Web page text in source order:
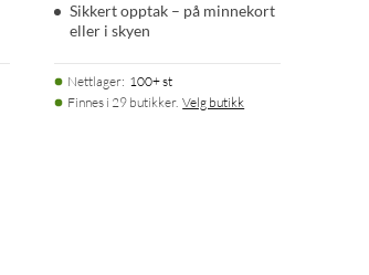
Sikkert opptak – på minnekort
eller i skyen
Nettlager: 100+ st
Finnes i 29 butikker. Velg butikk